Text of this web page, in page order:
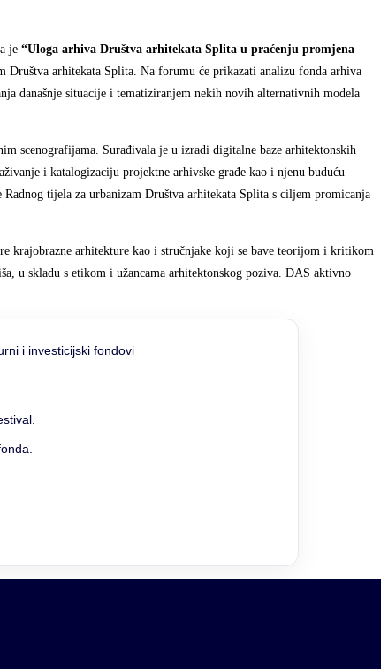
je “Uloga arhiva Društva arhitekata Splita u praćenju promjena
Društva arhitekata Splita. Na forumu će prikazati analizu fonda arhiva
današnje situacije i tematiziranjem nekih novih alternativnih modela
scenografijama. Surađivala je u izradi digitalne baze arhitektonskih
i katalogizaciju projektne arhivske građe kao i njenu buduću
tijela za urbanizam Društva arhitekata Splita s ciljem promicanja
krajobrazne arhitekture kao i stručnjake koji se bave teorijom i kritikom
u skladu s etikom i užancama arhitektonskog poziva. DAS aktivno